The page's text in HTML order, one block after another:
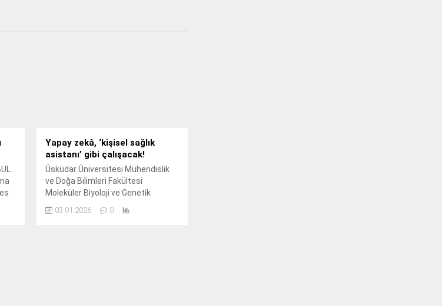
Yapay zekâ, ‘kişisel sağlık
asistanı’ gibi çalışacak!
Üsküdar Üniversitesi Mühendislik
ve Doğa Bilimleri Fakültesi
Moleküler Biyoloji ve Genetik
(İngilizce) Bölümü Öğr.
03.01.2026 0